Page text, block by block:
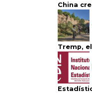
China
Tremp,